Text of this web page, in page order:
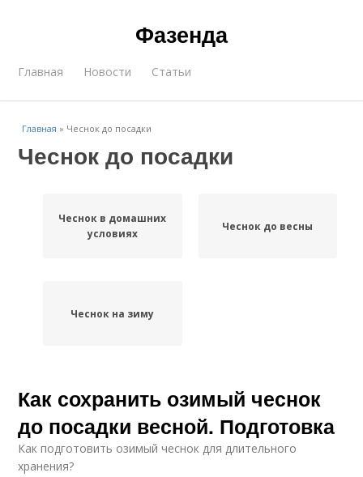
Фазенда
Главная Новости Статьи
Главная » Чеснок до посадки
Чеснок до посадки
Чеснок в домашних
условиях
Чеснок до весны
Чеснок на зиму
Как сохранить озимый чеснок
до посадки весной. Подготовка
Как подготовить озимый чеснок для длительного
хранения?